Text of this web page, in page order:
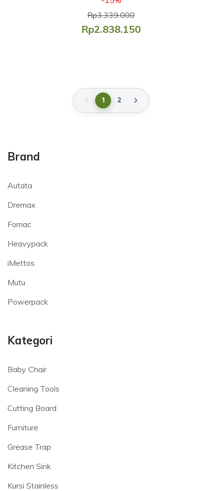
Brand
Autata
Dremax
Fomac
Heavypack
iMettos
Mutu
Powerpack
Kategori
Baby Chair
Cleaning Tools
Cutting Board
Furniture
Grease Trap
Kitchen Sink
Kursi Stainless
Rp3.339.000
Rp2.838.150
1 2